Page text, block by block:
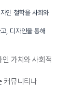
인 철학을 사회와
, 디자인을 통해
가치와 사회적
커뮤니티나